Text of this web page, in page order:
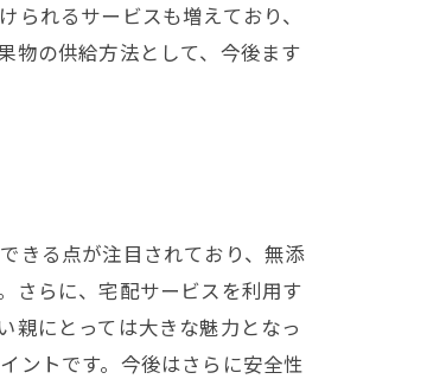
れるサービスも増えており、
物の供給方法として、今後ます
きる点が注目されており、無添
さらに、宅配サービスを利用す
親にとっては大きな魅力となっ
ントです。今後はさらに安全性